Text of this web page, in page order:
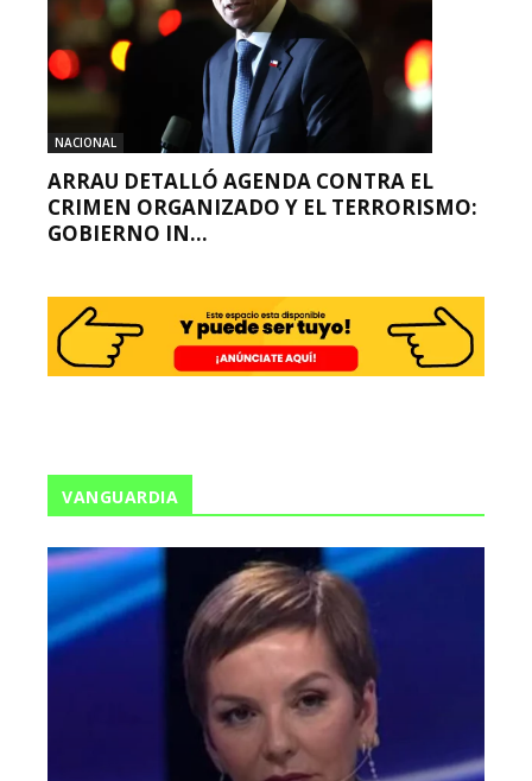
NACIONAL
ARRAU DETALLÓ AGENDA CONTRA EL
CRIMEN ORGANIZADO Y EL TERRORISMO:
GOBIERNO IN...
VANGUARDIA